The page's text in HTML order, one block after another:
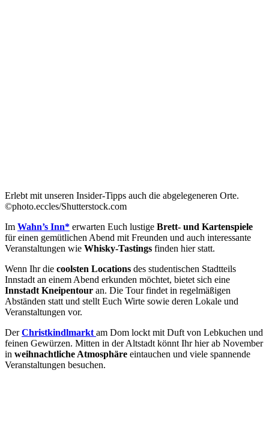
Erlebt mit unseren Insider-Tipps auch die abgelegeneren Orte.
©photo.eccles/Shutterstock.com
Im Wahn’s Inn* erwarten Euch lustige Brett- und Kartenspiele
für einen gemütlichen Abend mit Freunden und auch interessante
Veranstaltungen wie Whisky-Tastings finden hier statt.
Wenn Ihr die coolsten Locations des studentischen Stadtteils
Innstadt an einem Abend erkunden möchtet, bietet sich eine
Innstadt Kneipentour an. Die Tour findet in regelmäßigen
Abständen statt und stellt Euch Wirte sowie deren Lokale und
Veranstaltungen vor.
DerChristkindlmarkt am Dom lockt mit Duft von Lebkuchen und
feinen Gewürzen. Mitten in der Altstadt könnt Ihr hier ab November
in weihnachtliche Atmosphäre eintauchen und viele spannende
Veranstaltungen besuchen.